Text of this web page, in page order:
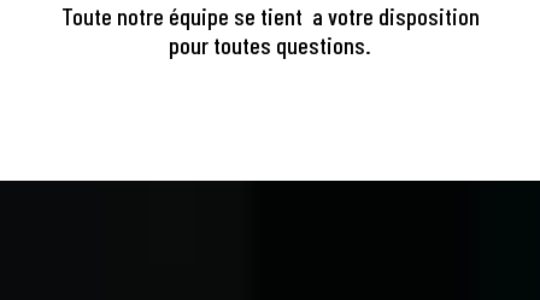
Toute notre équipe se tient a votre disposition
pour toutes questions.